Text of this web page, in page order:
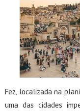
Fez, localizada na
uma das cidades